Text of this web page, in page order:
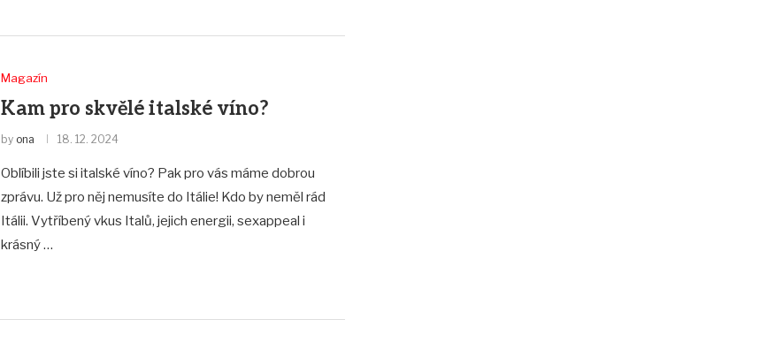
Magazín
Kam pro skvělé italské víno?
by ona 18. 12. 2024
Oblíbili jste si italské víno? Pak pro vás máme dobrou
zprávu. Už pro něj nemusíte do Itálie! Kdo by neměl rád
Itálii. Vytříbený vkus Italů, jejich energii, sexappeal i
krásný …